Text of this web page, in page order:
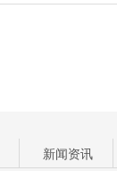
新闻资讯